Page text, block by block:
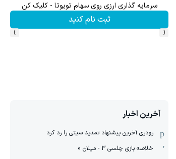
۱ میلیارد اعتبار خرید طلا | بدون ضامن و چک
کلیک کن!
‹
›
آخرین اخبار
رودری آخرین پیشنهاد تمدید سیتی را رد کرد
خلاصه بازی چلسی 3 - میلان 0